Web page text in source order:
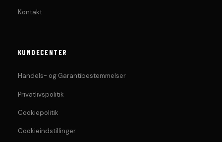
Kontakt
KUNDECENTER
Handels- og Garantibestemmelser
Privatlivspolitik
Cookiepolitik
Cookieindstillinger